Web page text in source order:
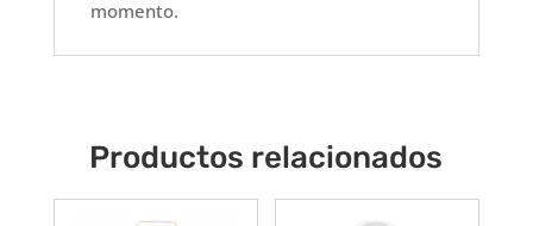
momento.
Productos relacionados